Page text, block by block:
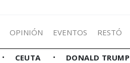
OPINIÓN EVENTOS RESTÓ
CEUTA DONALD TRUMP